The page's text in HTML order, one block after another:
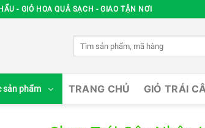
- GIỎ HOA QUẢ SẠCH - GIAO TẬN NƠI
sản phẩm TRANG CHỦ GIỎ TRÁI